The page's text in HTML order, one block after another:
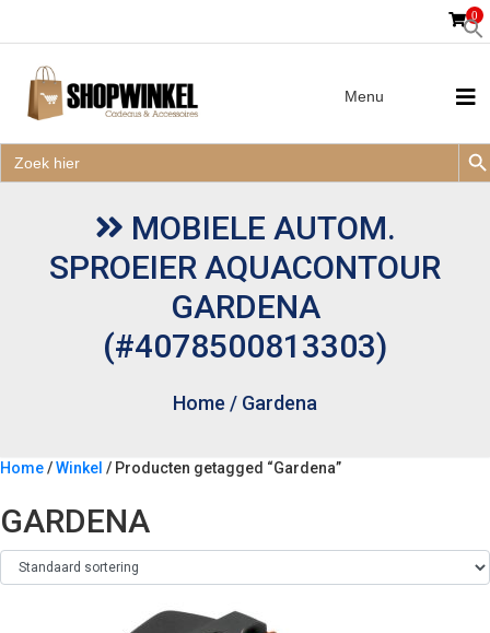
naar:
0
Zoek
naar:
Menu
MOBIELE AUTOM.
SPROEIER AQUACONTOUR
GARDENA
(#4078500813303)
Home / Gardena
Home/Winkel / Producten getagged “Gardena”
GARDENA